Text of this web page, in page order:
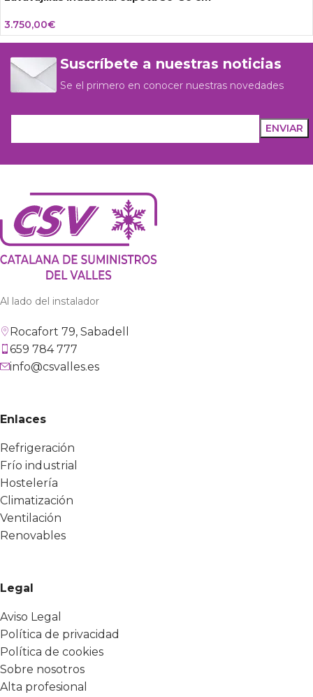
3.750,00€
Suscríbete a nuestras noticias
Se el primero en conocer nuestras novedades
Al lado del instalador
Rocafort 79, Sabadell
659 784 777
info@csvalles.es
Enlaces
Refrigeración
Frío industrial
Hostelería
Climatización
Ventilación
Renovables
Legal
Aviso Legal
Política de privacidad
Política de cookies
Sobre nosotros
Alta profesional